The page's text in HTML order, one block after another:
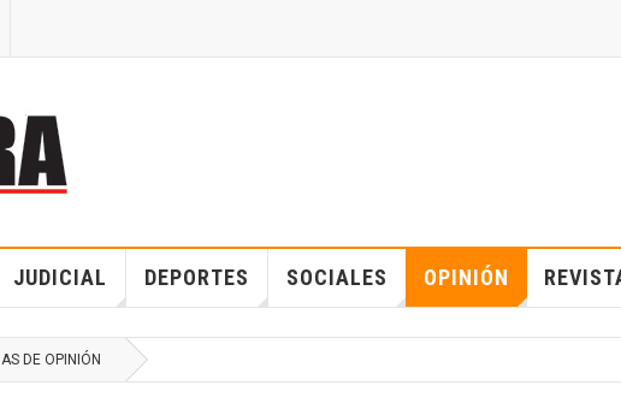
JUDICIAL DEPORTES SOCIALES OPINIÓN
DE OPINIÓN